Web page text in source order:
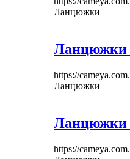
Ланцюжки
Ланцюжки
https://
Ланцюжки
Ланцюжки
https://